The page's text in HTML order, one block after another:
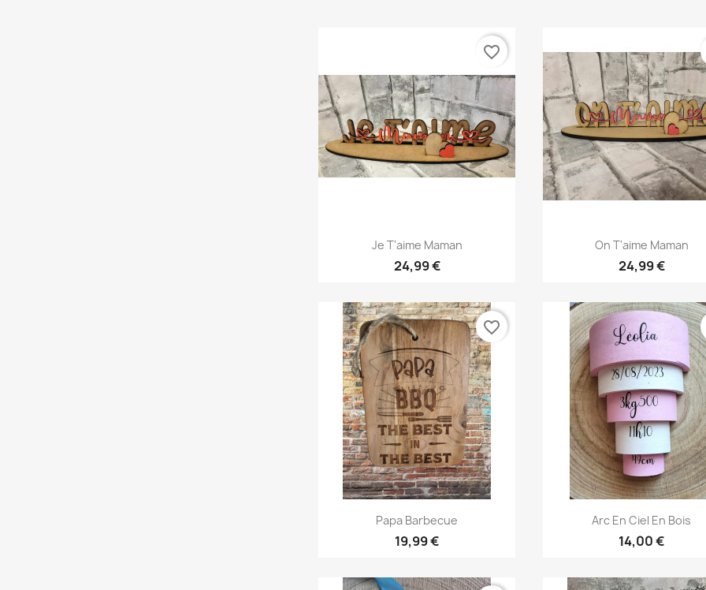
Aperçu rapide
Je T'aime Maman
24,99 €
favorite_border
Aperçu rapide
On T'aime Maman
24,99 €
Aperçu rapide
Papa Barbecue
19,99 €
favorite_border
Aperçu rapide
Arc En Ciel En Bois
14,00 €